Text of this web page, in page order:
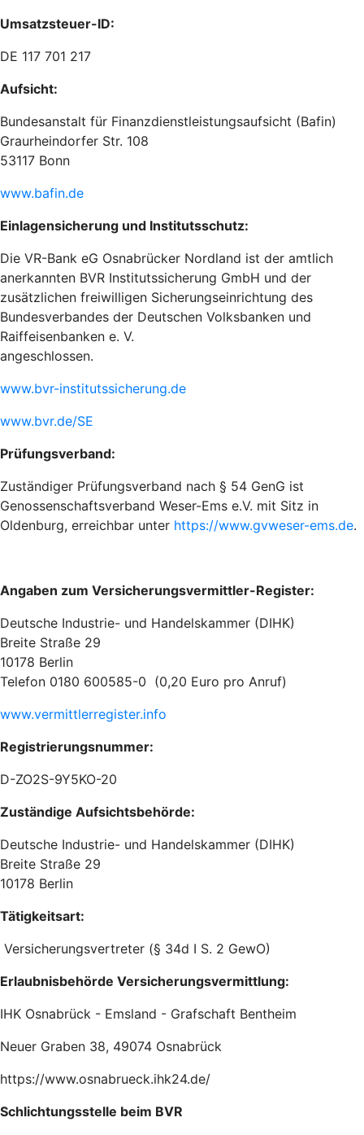
Umsatzsteuer-ID:
DE 117 701 217
Aufsicht:
Bundesanstalt für Finanzdienstleistungsaufsicht (Bafin)
Graurheindorfer Str. 108
53117 Bonn
www.bafin.de
Einlagensicherung und Institutsschutz:
Die VR-Bank eG Osnabrücker Nordland ist der amtlich
anerkannten BVR Institutssicherung GmbH und der
zusätzlichen freiwilligen Sicherungseinrichtung des
Bundesverbandes der Deutschen Volksbanken und
Raiffeisenbanken e. V.
angeschlossen.
www.bvr-institutssicherung.de
www.bvr.de/SE
Prüfungsverband:
Zuständiger Prüfungsverband nach § 54 GenG ist
Genossenschaftsverband Weser-Ems e.V. mit Sitz in
Oldenburg, erreichbar unter https://www.gvweser-ems.de.
Angaben zum Versicherungsvermittler-Register:
Deutsche Industrie- und Handelskammer (DIHK)
Breite Straße 29
10178 Berlin
Telefon 0180 600585-0 (0,20 Euro pro Anruf)
www.vermittlerregister.info
Registrierungsnummer:
D-ZO2S-9Y5KO-20
Zuständige Aufsichtsbehörde:
Deutsche Industrie- und Handelskammer (DIHK)
Breite Straße 29
10178 Berlin
Tätigkeitsart:
Versicherungsvertreter (§ 34d I S. 2 GewO)
Erlaubnisbehörde Versicherungsvermittlung:
IHK Osnabrück - Emsland - Grafschaft Bentheim
Neuer Graben 38, 49074 Osnabrück
https://www.osnabrueck.ihk24.de/
Schlichtungsstelle beim BVR